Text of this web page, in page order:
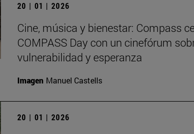
20 | 01 | 2026
Cine, música y bienestar: Compass
COMPASS Day con un cinefórum
vulnerabilidad y esperanza
Imagen Manuel Castells
20 | 01 | 2026